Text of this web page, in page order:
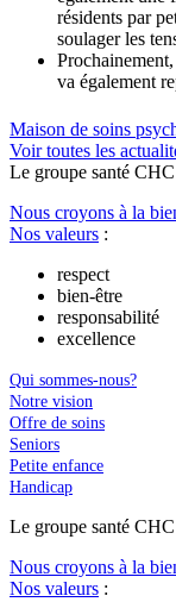
résidents par
soulager les
va également
Maison de soins
Voir toutes les
Le groupe santé CHC
Nous croyons à la
Nos valeurs :
respect
bien-être
responsabilité
excellence
Qui sommes-nous?
Notre vision
Offre de soins
Seniors
Petite enfance
Handicap
Le groupe santé CHC
Nous croyons à la
Nos valeurs :